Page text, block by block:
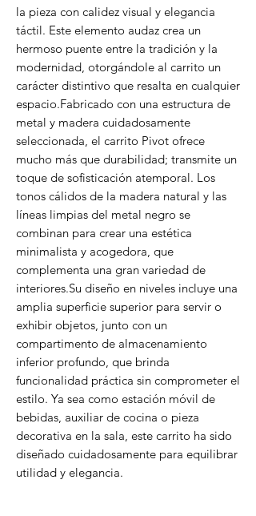
la pieza con calidez visual y elegancia
táctil. Este elemento audaz crea un
hermoso puente entre la tradición y la
modernidad, otorgándole al carrito un
carácter distintivo que resalta en cualquier
espacio.Fabricado con una estructura de
metal y madera cuidadosamente
seleccionada, el carrito Pivot ofrece
mucho más que durabilidad; transmite un
toque de sofisticación atemporal. Los
tonos cálidos de la madera natural y las
líneas limpias del metal negro se
combinan para crear una estética
minimalista y acogedora, que
complementa una gran variedad de
interiores.Su diseño en niveles incluye una
amplia superficie superior para servir o
exhibir objetos, junto con un
compartimento de almacenamiento
inferior profundo, que brinda
funcionalidad práctica sin comprometer el
estilo. Ya sea como estación móvil de
bebidas, auxiliar de cocina o pieza
decorativa en la sala, este carrito ha sido
diseñado cuidadosamente para equilibrar
utilidad y elegancia.